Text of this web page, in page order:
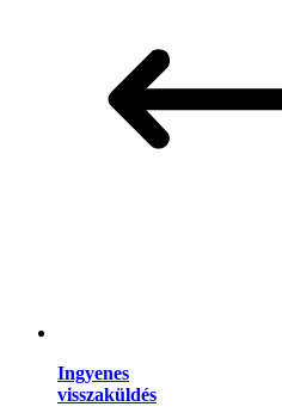
Ingyenes
visszaküldés